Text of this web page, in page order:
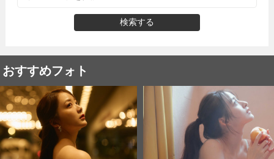
検索する
おすすめフォト